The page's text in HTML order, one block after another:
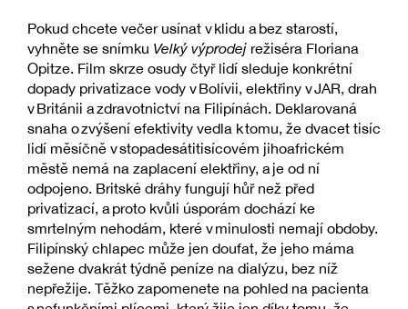
Pokud chcete večer usínat v klidu a bez starostí,
vyhněte se snímku Velký výprodej režiséra Floriana
Opitze. Film skrze osudy čtyř lidí sleduje konkrétní
dopady privatizace vody v Bolívii, elektřiny v JAR, drah
v Británii a zdravotnictví na Filipínách. Deklarovaná
snaha o zvýšení efektivity vedla k tomu, že dvacet tisíc
lidí měsíčně v stopadesátitisícovém jihoafrickém
městě nemá na zaplacení elektřiny, a je od ní
odpojeno. Britské dráhy fungují hůř než před
privatizací, a proto kvůli úsporám dochází ke
smrtelným nehodám, které v minulosti nemají obdoby.
Filipínský chlapec může jen doufat, že jeho máma
sežene dvakrát týdně peníze na dialýzu, bez níž
nepřežije. Těžko zapomenete na pohled na pacienta